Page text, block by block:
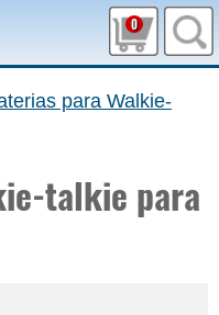
0
para Walkie-
talkie para